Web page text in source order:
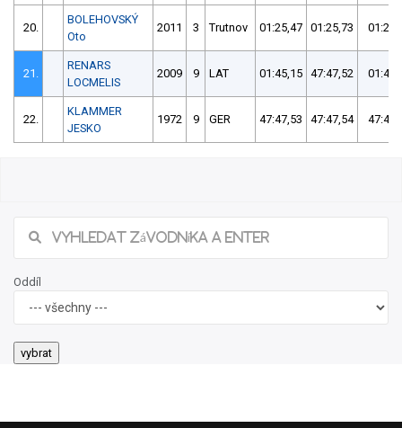
20.
BOLEHOVSKÝ
Oto
2011 3 Trutnov 01:25,47 01:25,73
21.
RENARS
LOCMELIS
2009 9 LAT 01:45,15 47:47,52
22.
KLAMMER
JESKO
1972 9 GER 47:47,53 47:47,54
Oddíl